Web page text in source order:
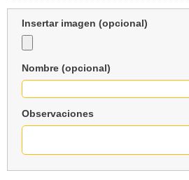
Insertar imagen (opcional)
Nombre (opcional)
Observaciones